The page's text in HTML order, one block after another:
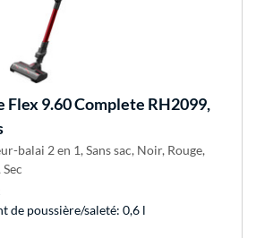
Flex 9.60 Complete RH2099,
balai 2 en 1, Sans sac, Noir, Rouge,
de poussière/saleté: 0,6 l